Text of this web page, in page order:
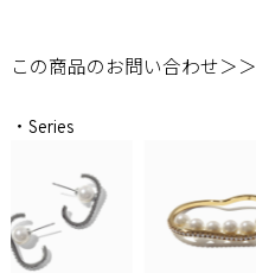
この商品のお問い合わせ＞＞
・Series